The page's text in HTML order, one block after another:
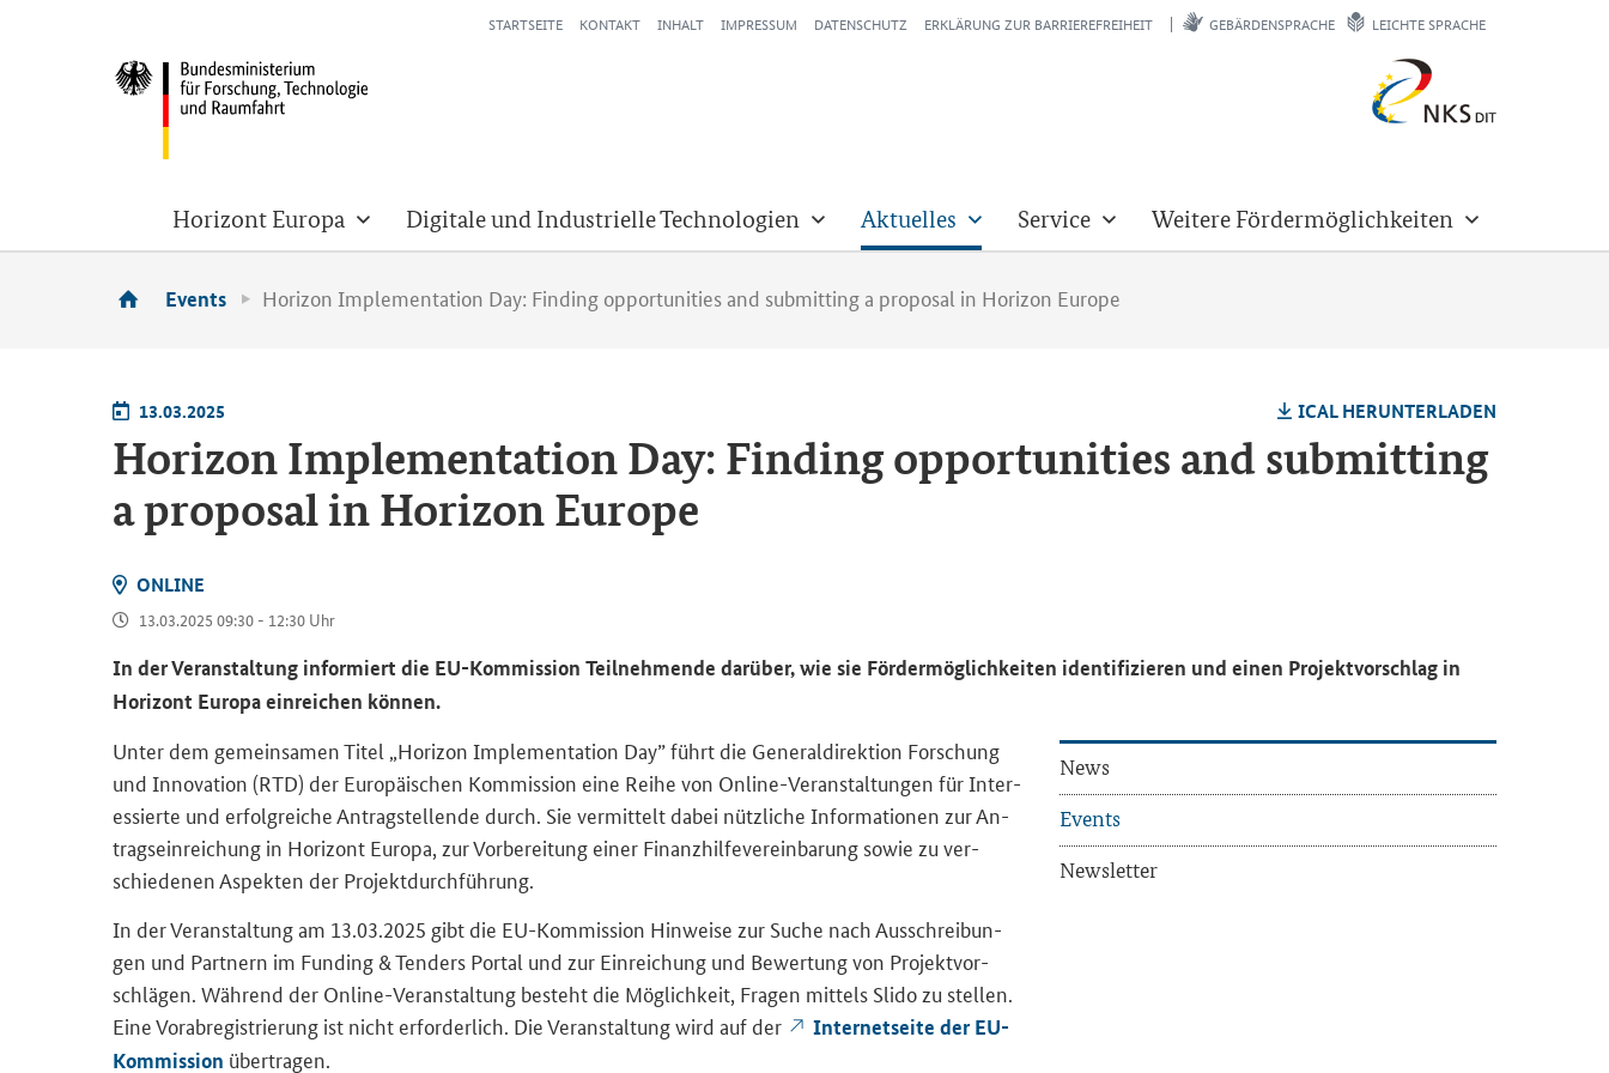
STARTSEITE KONTAKT INHALT IMPRESSUM DATENSCHUTZ ERKLÄRUNG ZUR BARRIEREFREIHEIT GEBÄRDENSPRACHE LEICHTE SPRACHE
Horizont Europa Digitale und Industrielle Technologien Aktuelles Service Weitere Fördermöglichkeiten
Events Horizon Implementation Day: Finding opportunities and submitting a proposal in Horizon Europe
13.03.2025 ICAL HER­UN­TER­LA­DEN
Horizon Implementation Day: Finding opportunities and submitting
a proposal in Horizon Europe
ON­LINE
13.03.2025 09:30 - 12:30 Uhr
In der Ver­an­stal­tung in­for­miert die EU-​Kommission Teil­neh­men­de dar­über, wie sie För­der­mög­lich­kei­ten iden­ti­fi­zie­ren und einen Pro­jekt­vor­schlag in
Ho­ri­zont Eu­ro­pa ein­rei­chen kön­nen.
Unter dem ge­mein­sa­men Titel „ Horizon Implementation Day” führt die Ge­ne­ral­di­rek­ti­on For­schung
und In­no­va­ti­on (RTD) der Eu­ro­päi­schen Kom­mis­si­on eine Reihe von Online-​Veranstaltungen für In­ter­
es­sier­te und er­folg­rei­che An­trag­stel­len­de durch. Sie ver­mit­telt dabei nütz­li­che In­for­ma­tio­nen zur An­
trags­ein­rei­chung in Ho­ri­zont Eu­ro­pa, zur Vor­be­rei­tung einer Fi­nanz­hil­fe­ver­ein­ba­rung sowie zu ver­
schie­de­nen Aspek­ten der Pro­jekt­durch­füh­rung.
In der Ver­an­stal­tung am 13.03.2025 gibt die EU-​Kommission Hin­wei­se zur Suche nach Aus­schrei­bun­
gen und Part­nern im Funding & Tenders Portal und zur Ein­rei­chung und Be­wer­tung von Pro­jekt­vor­
schlä­gen. Wäh­rend der Online-​Veranstaltung be­steht die Mög­lich­keit, Fra­gen mit­tels Slido zu stel­len.
Eine Vor­ab­re­gis­trie­rung ist nicht er­for­der­lich. Die Ver­an­stal­tung wird auf der
In­ter­net­sei­te der EU-​
Kommission über­tra­gen.
News
Events
News­let­ter